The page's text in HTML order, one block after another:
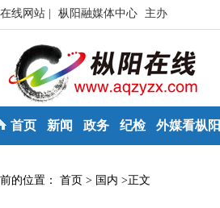
线网站 | 枞阳融媒体中心 主办
首页 新闻 政务 纪检 外媒看枞阳
的位置： 首页 > 国内 >正文